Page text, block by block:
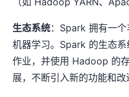
生态系统：Spark 拥有一
机器学习。Spark 的生态
作业，并使用 Hadoop 的
展，不断引入新的功能和改